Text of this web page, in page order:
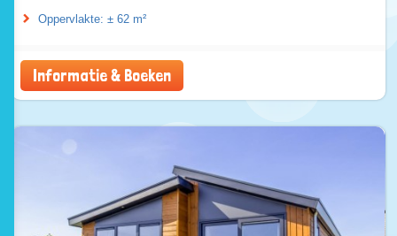
Oppervlakte: ± 62 m²
Informatie & Boeken